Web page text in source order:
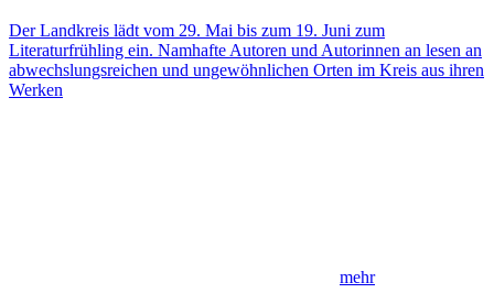
Der Landkreis lädt vom 29. Mai bis zum 19. Juni zum
Literaturfrühling ein. Namhafte Autoren und Autorinnen an lesen an
abwechslungsreichen und ungewöhnlichen Orten im Kreis aus ihren
Werken
mehr